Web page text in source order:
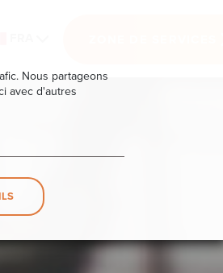
Nous partageons
avec d'autres